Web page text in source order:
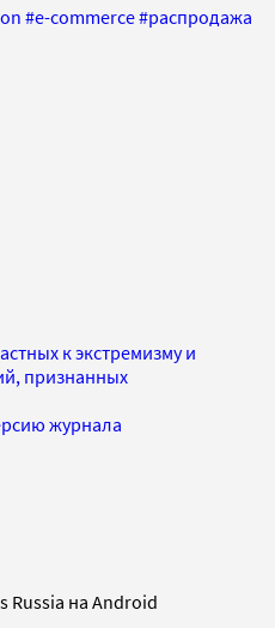
#e-commerce#распродажа
к экстремизму и
признанных
журнала
на Android